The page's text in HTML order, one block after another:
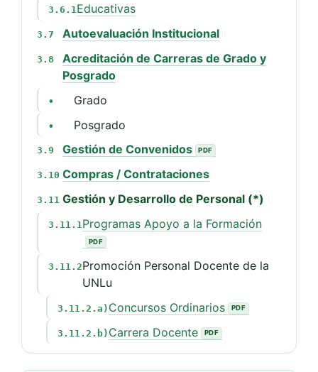
3.6.1Educativas
3.7 Autoevaluación Institucional
3.8
Acreditación de Carreras de Grado y
Posgrado
• Grado
• Posgrado
3.9 Gestión de Convenidos
3.10 Compras / Contrataciones
3.11 Gestión y Desarrollo de Personal (*)
3.11.1Programas Apoyo a la Formación
3.11.2Promoción Personal Docente de la
UNLu
3.11.2.a) Concursos Ordinarios
3.11.2.b) Carrera Docente